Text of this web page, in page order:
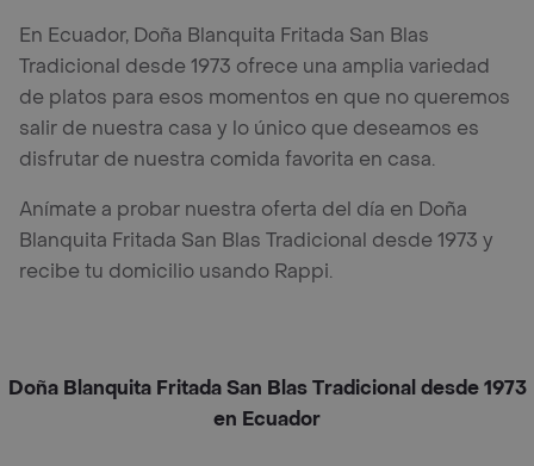
En Ecuador, Doña Blanquita Fritada San Blas
Tradicional desde 1973 ofrece una amplia variedad
de platos para esos momentos en que no queremos
salir de nuestra casa y lo único que deseamos es
disfrutar de nuestra comida favorita en casa.
Anímate a probar nuestra oferta del día en Doña
Blanquita Fritada San Blas Tradicional desde 1973 y
recibe tu domicilio usando Rappi.
Doña Blanquita Fritada San Blas Tradicional desde 1973
en Ecuador